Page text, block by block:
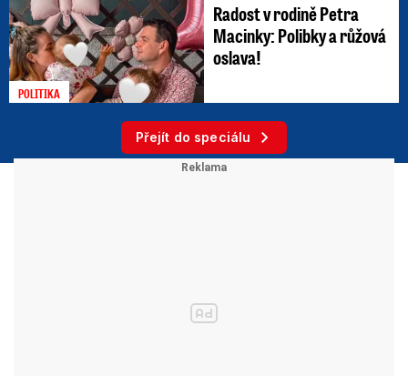
POLITIKA
Radost v rodině Petra
Macinky: Polibky a růžová
oslava!
Přejít do speciálu